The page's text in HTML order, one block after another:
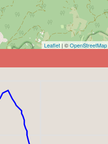
Leaflet | ©OpenStreetMap